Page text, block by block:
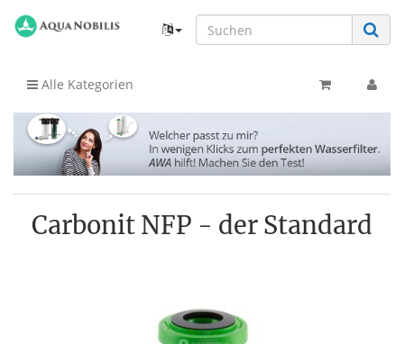
Alle Kategorien
Carbonit NFP - der Standard